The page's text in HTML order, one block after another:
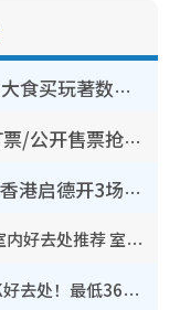
【8月生日优惠2026】全港85大食买玩著数攻略 自助餐/火锅放题同行免费＋诚品/DONKI送现金券
人夫集团｜Klook套票/优先订票/公开售票抢票攻略！附票价.购票连结.场地座位表
BIGBANG演唱会2026︱11月香港启德开3场！实名制VIP申请、优先购票攻略
香港室内好去处︱逾35大够冷气室内好去处推荐 室内活动免费避雨无惧下雨
KTV推荐2026︱全港13大卡拉OK好去处！最低36元起 日语歌都有！(附地址+收费详情)